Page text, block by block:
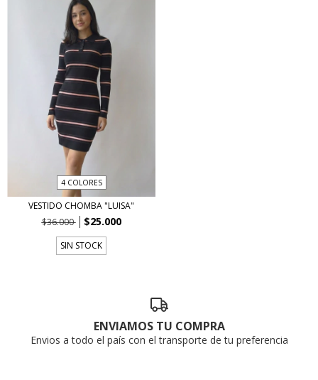
4 COLORES
VESTIDO CHOMBA "LUISA"
$36.000
$25.000
SIN STOCK
ENVIAMOS TU COMPRA
Envios a todo el país con el transporte de tu preferencia